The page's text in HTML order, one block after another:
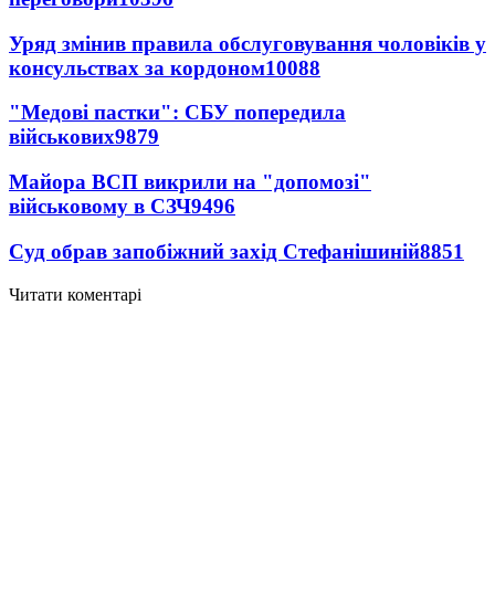
Уряд змінив правила обслуговування чоловіків у
консульствах за кордоном10088
"Медові пастки": СБУ попередила
військових9879
Майора ВСП викрили на "допомозі"
військовому в СЗЧ9496
Суд обрав запобіжний захід Стефанішиній8851
Читати коментарі